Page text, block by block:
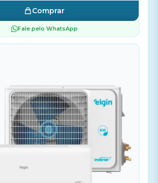
Comprar
Fale pelo WhatsApp